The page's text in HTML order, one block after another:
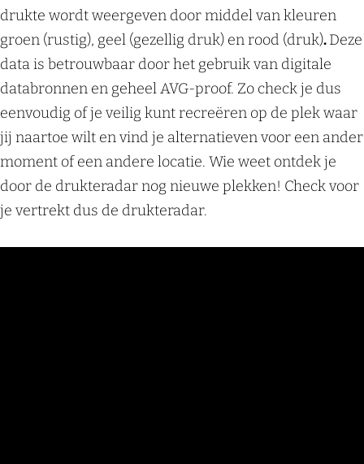
drukte wordt weergeven door middel van kleuren
groen (rustig), geel (gezellig druk) en rood (druk).Deze
data is betrouwbaar door het gebruik van digitale
databronnen en geheel AVG-proof. Zo check je dus
eenvoudig of je veilig kunt recreëren op de plek waar
jij naartoe wilt en vind je alternatieven voor een ander
moment of een andere locatie. Wie weet ontdek je
door de drukteradar nog nieuwe plekken! Check voor
je vertrekt dus de drukteradar.